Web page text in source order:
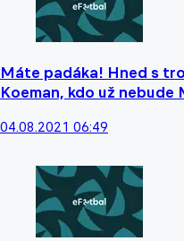
Máte padáka! Hned s
Koeman, kdo už
04.08.2021 06:49